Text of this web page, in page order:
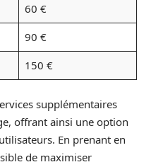
60 €
90 €
150 €
supplémentaires
offrant ainsi une option
En prenant en
de maximiser